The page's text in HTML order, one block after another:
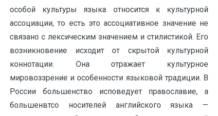
особой культуры языка относится к культурной
ассоциации, то есть это ассоциативное значение не
связано с лексическим значением и стилистикой. Его
возникновение исходит от скрытой культурной
коннотации. Она отражает культурное
мировоззрение и особенности языковой традиции. В
России большенство исповедует православие, а
большенвтсо носителей английского языка —